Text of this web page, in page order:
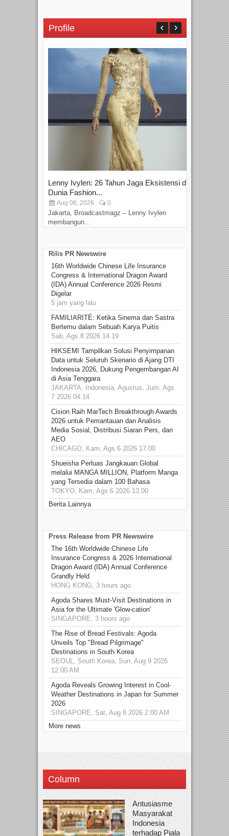
Profile
Lenny Ivylen: 26 Tahun Jaga Eksistensi di
Dunia Fashion...
Aug 08, 2026 0
Jakarta, Broadcastmagz – Lenny Ivylen
membangun...
Rilis PR Newswire
16th Worldwide Chinese Life Insurance
Congress & International Dragon Award
(IDA) Annual Conference 2026 Resmi
Digelar
5 jam yang lalu
FAMILIARITÉ: Ketika Sinema dan Sastra
Bertemu dalam Sebuah Karya Puitis
Sab, Ags 8 2026 14.19
HIKSEMI Tampilkan Solusi Penyimpanan
Data untuk Seluruh Skenario di Ajang DTI
Indonesia 2026, Dukung Pengembangan AI
di Asia Tenggara
JAKARTA, Indonesia, Agustus, Jum, Ags
7 2026 04.14
Cision Raih MarTech Breakthrough Awards
2026 untuk Pemantauan dan Analisis
Media Sosial, Distribusi Siaran Pers, dan
AEO
CHICAGO, Kam, Ags 6 2026 17.00
Shueisha Perluas Jangkauan Global
melalui MANGA MILLION, Platform Manga
yang Tersedia dalam 100 Bahasa
TOKYO, Kam, Ags 6 2026 13.00
Berita Lainnya
Press Release from PR Newswire
The 16th Worldwide Chinese Life
Insurance Congress & 2026 International
Dragon Award (IDA) Annual Conference
Grandly Held
HONG KONG, 3 hours ago
Agoda Shares Must-Visit Destinations in
Asia for the Ultimate 'Glow-cation'
SINGAPORE, 3 hours ago
The Rise of Bread Festivals: Agoda
Unveils Top "Bread Pilgrimage"
Destinations in South Korea
SEOUL, South Korea, Sun, Aug 9 2026
12:00 AM
Agoda Reveals Growing Interest in Cool-
Weather Destinations in Japan for Summer
2026
SINGAPORE, Sat, Aug 8 2026 2:00 AM
More news
Column
Antusiasme
Masyarakat
Indonesia
terhadap Piala